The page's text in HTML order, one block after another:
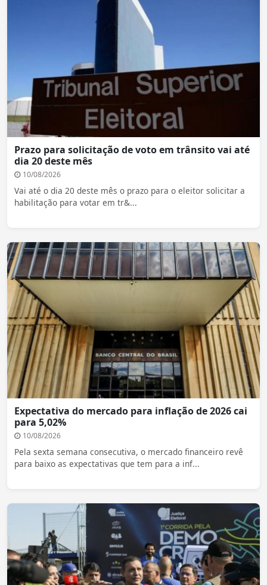
Prazo para solicitação de voto em trânsito vai até
dia 20 deste mês
10/08/2026
Vai até o dia 20 deste mês o prazo para o eleitor solicitar a
habilitação para votar em tr&...
Expectativa do mercado para inflação de 2026 cai
para 5,02%
10/08/2026
Pela sexta semana consecutiva, o mercado financeiro revê
para baixo as expectativas que tem para a inf...